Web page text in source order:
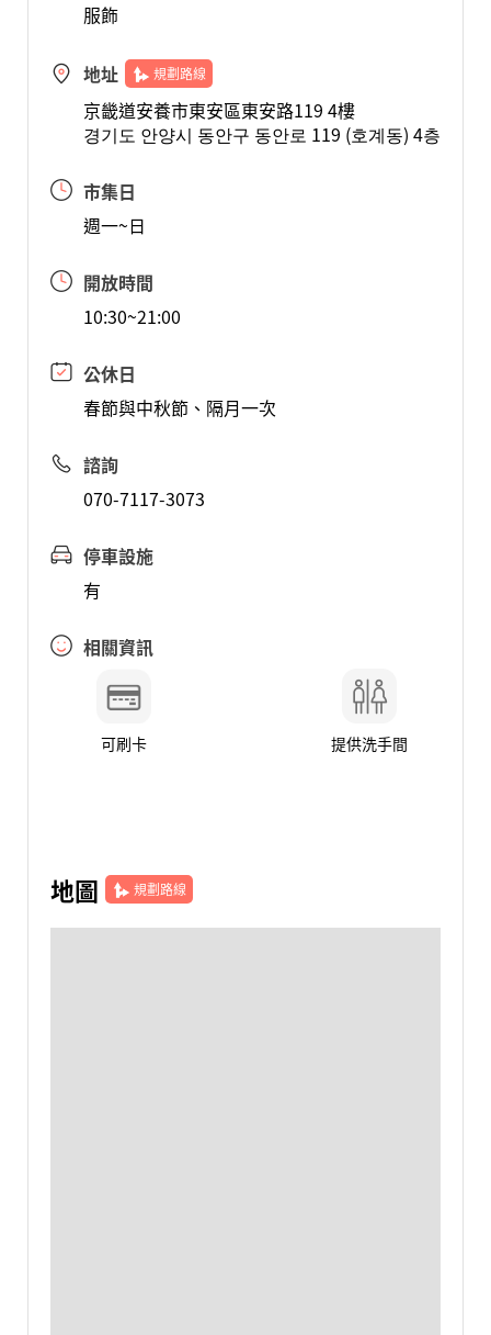
服飾
地址 規劃路線
京畿道安養市東安區東安路119 4樓
경기도 안양시 동안구 동안로 119 (호계동) 4층
市集日
週一~日
開放時間
10:30~21:00
公休日
春節與中秋節、隔月一次
諮詢
070-7117-3073
停車設施
有
相關資訊
可刷卡 提供洗手間
地圖 規劃路線